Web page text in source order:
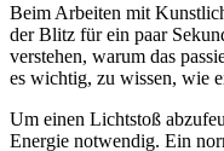
Beim Arbeiten mit
der Blitz für ein paar
verstehen, warum das
es wichtig, zu wissen, wie
Um einen Lichtstoß
Energie notwendig. Ein